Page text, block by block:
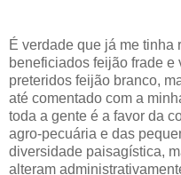
É verdade que já me tinha
beneficiados feijão frade
preteridos feijão branco,
até comentado com a
toda a gente é a favor da
agro-pecuária e das
diversidade paisagística,
alteram